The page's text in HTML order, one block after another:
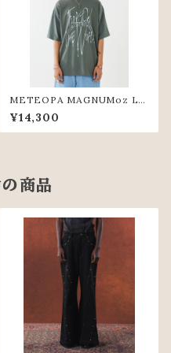
METEOPA MAGNUMoz LO
OSE TEE(KHK)
¥14,300
商品